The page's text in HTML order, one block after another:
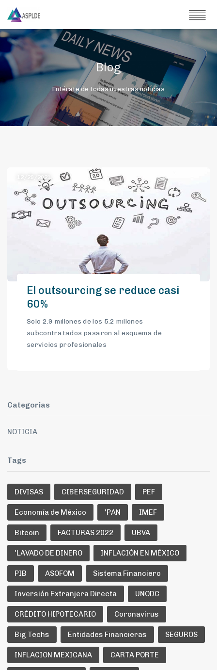
Blog
Entérate de todas nuestras noticias
12/29/2021
El outsourcing se reduce casi
60%
Solo 2.9 millones de los 5.2 millones
subcontratados pasaron al esquema de
servicios profesionales
Categorias
NOTICIA
Tags
DIVISAS CIBERSEGURIDAD PEF
Economía de México 'PAN IMEF
Bitcoin FACTURAS 2022 UBVA
'LAVADO DE DINERO INFLACIÓN EN MÉXICO
PIB ASOFOM Sistema Financiero
Inversión Extranjera Directa UNODC
CRÉDITO HIPOTECARIO Coronavirus
Big Techs Entidades Financieras SEGUROS
INFLACION MEXICANA CARTA PORTE